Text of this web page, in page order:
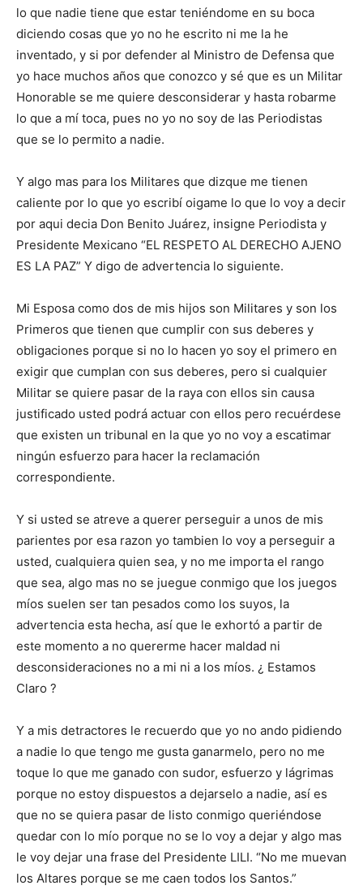
lo que nadie tiene que estar teniéndome en su boca
diciendo cosas que yo no he escrito ni me la he
inventado, y si por defender al Ministro de Defensa que
yo hace muchos años que conozco y sé que es un Militar
Honorable se me quiere desconsiderar y hasta robarme
lo que a mí toca, pues no yo no soy de las Periodistas
que se lo permito a nadie.
Y algo mas para los Militares que dizque me tienen
caliente por lo que yo escribí oigame lo que lo voy a decir
por aqui decia Don Benito Juárez, insigne Periodista y
Presidente Mexicano “EL RESPETO AL DERECHO AJENO
ES LA PAZ” Y digo de advertencia lo siguiente.
Mi Esposa como dos de mis hijos son Militares y son los
Primeros que tienen que cumplir con sus deberes y
obligaciones porque si no lo hacen yo soy el primero en
exigir que cumplan con sus deberes, pero si cualquier
Militar se quiere pasar de la raya con ellos sin causa
justificado usted podrá actuar con ellos pero recuérdese
que existen un tribunal en la que yo no voy a escatimar
ningún esfuerzo para hacer la reclamación
correspondiente.
Y si usted se atreve a querer perseguir a unos de mis
parientes por esa razon yo tambien lo voy a perseguir a
usted, cualquiera quien sea, y no me importa el rango
que sea, algo mas no se juegue conmigo que los juegos
míos suelen ser tan pesados como los suyos, la
advertencia esta hecha, así que le exhortó a partir de
este momento a no quererme hacer maldad ni
desconsideraciones no a mi ni a los míos. ¿ Estamos
Claro ?
Y a mis detractores le recuerdo que yo no ando pidiendo
a nadie lo que tengo me gusta ganarmelo, pero no me
toque lo que me ganado con sudor, esfuerzo y lágrimas
porque no estoy dispuestos a dejarselo a nadie, así es
que no se quiera pasar de listo conmigo queriéndose
quedar con lo mío porque no se lo voy a dejar y algo mas
le voy dejar una frase del Presidente LILI. “No me muevan
los Altares porque se me caen todos los Santos.”